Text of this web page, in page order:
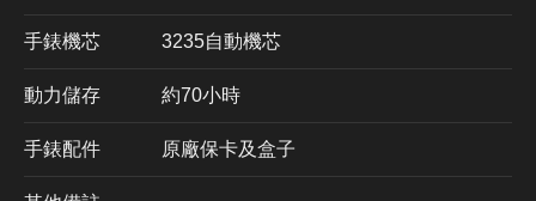
手錶機芯 ​3235自動機芯
動力儲存 約70小時
手錶配件 原廠保卡及盒子